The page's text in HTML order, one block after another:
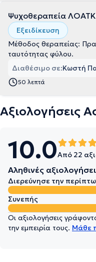
Ψυχοθεραπεία
Εξειδίκευση
Μέθοδος θεραπείας:
ταυτότητας φύλου.
Διαθέσιμο σε:Κωστή
50 λεπτά
Αξιολογήσεις
10.0Από 22
Αληθινές
Συνεπής
Οι αξιολογήσεις
την εμπειρία τους. Μάθε